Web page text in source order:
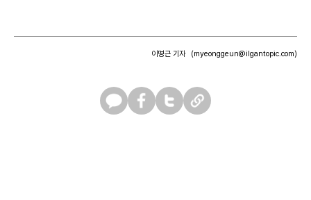
이명근 기자 (myeonggeun@ilgantopic.com)